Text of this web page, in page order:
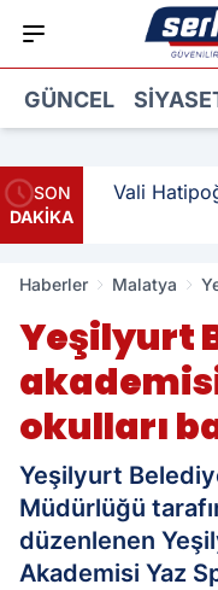
GÜNCEL
SON
DAKİKA
3 Vali
Haberler Malatya
Yeşilyurt
okulları
Yeşilyurt
Müdürlüğü
düzenlenen
Akademisi Yaz